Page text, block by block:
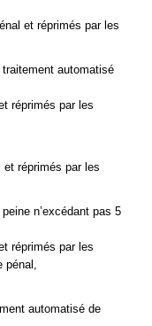
et réprimés par les
automatisé
réprimés par les
et réprimés par les
n’excédant pas 5
réprimés par les
pénal,
automatisé de